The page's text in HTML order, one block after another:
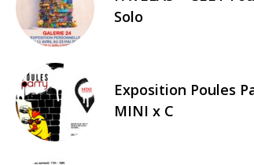
Solo
Exposition Poules
MINI x C